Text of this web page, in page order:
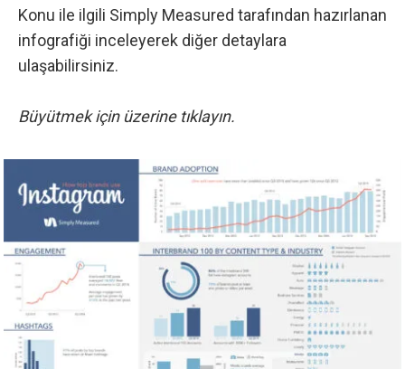
Konu ile ilgili Simply Measured tarafından hazırlanan
infografiği inceleyerek diğer detaylara
ulaşabilirsiniz.
Büyütmek için üzerine tıklayın.